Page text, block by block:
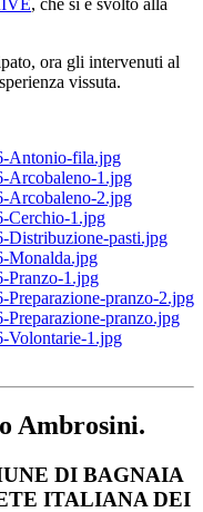
ora gli intervenuti al
vissuta.
Ambrosini.
DI BAGNAIA
ITALIANA DEI